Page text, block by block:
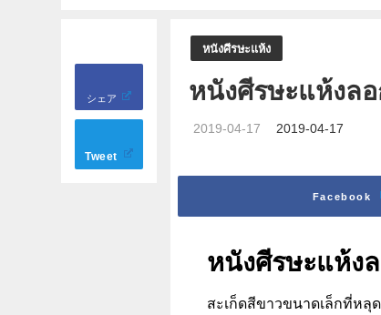
シェア
Tweet
หนังศีรษะแห้ง
หนังศีรษะแห้งล
2019-04-17 2019-04-17
Facebook
หนังศีรษะแห้ง
สะเก็ดสีขาวขนาดเล็กที่หลุ